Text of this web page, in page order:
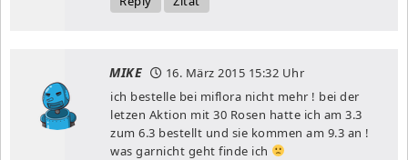
MIKE 16. März 2015 15:32 Uhr
ich bestelle bei miflora nicht mehr ! bei der
letzen Aktion mit 30 Rosen hatte ich am 3.3
zum 6.3 bestellt und sie kommen am 9.3 an !
was garnicht geht finde ich